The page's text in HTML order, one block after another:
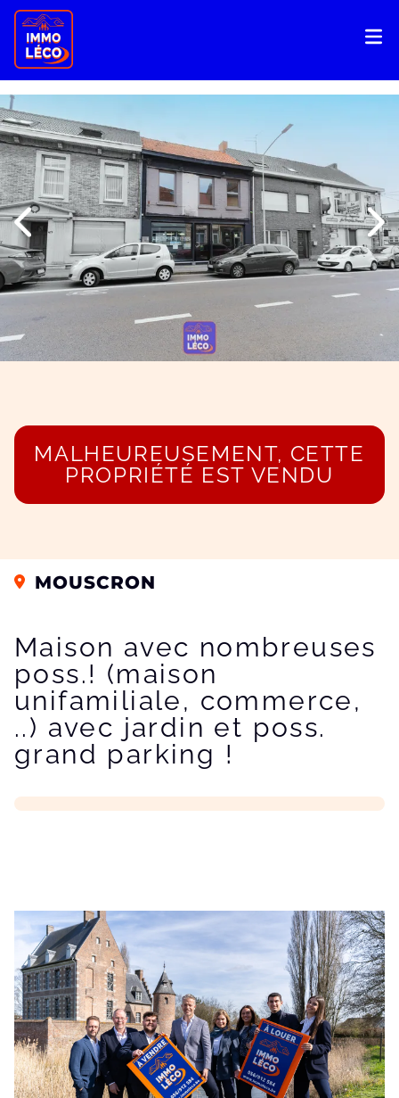
MALHEUREUSEMENT, CETTE
PROPRIÉTÉ EST VENDU
MOUSCRON
Maison avec nombreuses
poss.! (maison
unifamiliale, commerce,
..) avec jardin et poss.
grand parking !